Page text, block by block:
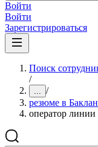
Войти
Войти
Зарегистрироваться
Поиск
/
... /
резюме в
оператор линии